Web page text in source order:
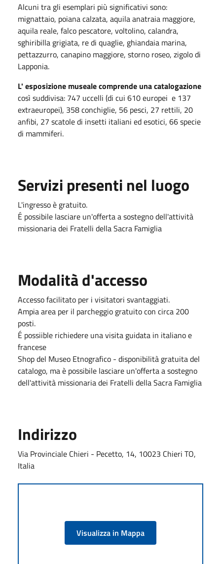
Alcuni tra gli esemplari più significativi sono:
mignattaio, poiana calzata, aquila anatraia maggiore,
aquila reale, falco pescatore, voltolino, calandra,
sghiribilla grigiata, re di quaglie, ghiandaia marina,
pettazzurro, canapino maggiore, storno roseo, zigolo di
Lapponia.
L' esposizione museale comprende una catalogazione
così suddivisa: 747 uccelli (di cui 610 europei e 137
extraeuropei), 358 conchiglie, 56 pesci, 27 rettili, 20
anfibi, 27 scatole di insetti italiani ed esotici, 66 specie
di mammiferi.
Servizi presenti nel luogo
L'ingresso è gratuito.
É possibile lasciare un'offerta a sostegno dell'attività
missionaria dei Fratelli della Sacra Famiglia
Modalità d'accesso
Accesso facilitato per i visitatori svantaggiati.
Ampia area per il parcheggio gratuito con circa 200
posti.
É possiible richiedere una visita guidata in italiano e
francese
Shop del Museo Etnografico - disponibilità gratuita del
catalogo, ma è possibile lasciare un'offerta a sostegno
dell'attività missionaria dei Fratelli della Sacra Famiglia
Indirizzo
Via Provinciale Chieri - Pecetto, 14, 10023 Chieri TO,
Italia
Visualizza in Mappa